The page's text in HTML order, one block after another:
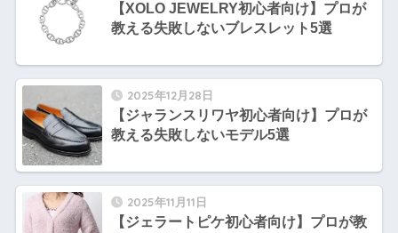
【XOLO JEWELRY初心者向け】プロが
教える失敗しないブレスレット5選
2025年12月28日
【ジャランスリワヤ初心者向け】プロが
教える失敗しないモデル5選
2025年11月11日
【ジェラートピケ初心者向け】プロが教